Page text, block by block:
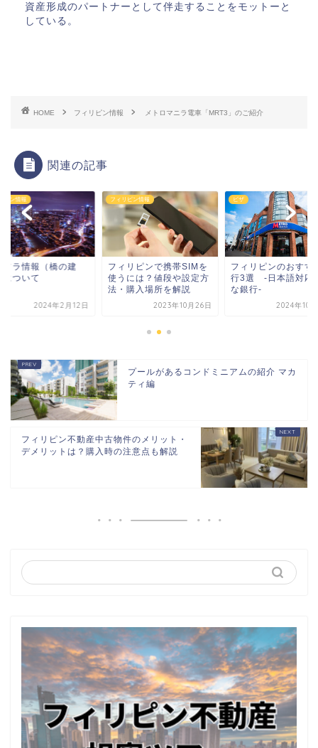
資産形成のパートナーとして伴走することをモットーと
している。
HOME フィリピン情報 メトロマニラ電車「MRT3」のご紹介
関連の記事
ピン情報
リピンで携帯SIMを
には？値段や設定方
2023年10月26日
ビザ
フィリピンのおすすめ銀
行3選 -日本語対応可能
な銀行-
2024年10月29日
フィリピン情報
インフラ情報（橋の
設）について
2024年2
プールがあるコンドミニアムの紹介 マカ
ティ編
フィリピン不動産中古物件のメリット・
デメリットは？購入時の注意点も解説